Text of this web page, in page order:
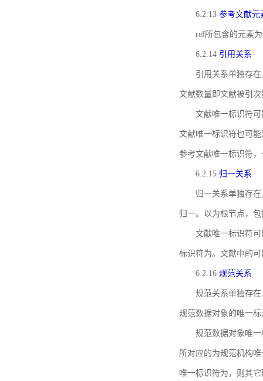
6.2.13 参考文献元
ref所包含的元素
6.2.14 引用关系
引用关系单独存
文献数量即文献被引
文献唯一标识符
文献唯一标识符也可
参考文献唯一标识符
6.2.15 归一关系
归一关系单独存
归一。以为根节点，
文献唯一标识符
标识符为。文献中的
6.2.16 规范关系
规范关系单独存
规范数据对象的唯一
规范数据对象唯一
所对应的为规范机构
唯一标识符为，则其